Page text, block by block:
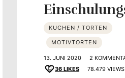
KUCHEN / TORTEN
MOTIVTORTEN
13. JUNI 2020
2
36 LIKES 78.479 VIEWS